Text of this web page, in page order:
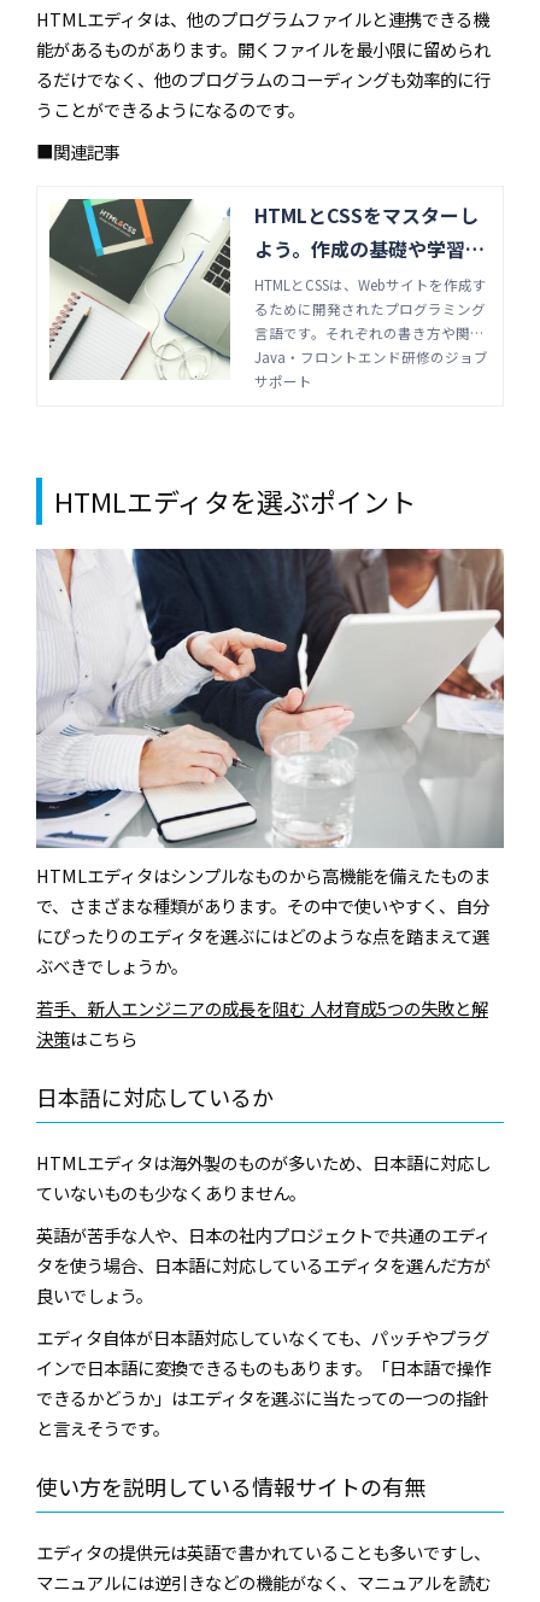
HTMLエディタは、他のプログラムファイルと連携できる機
能があるものがあります。開くファイルを最小限に留められ
るだけでなく、他のプログラムのコーディングも効率的に行
うことができるようになるのです。
■関連記事
HTMLとCSSをマスターし
よう。作成の基礎や学習方
法を紹介 | Java・フロント
エンド研修のジョブサポー
ト
HTMLとCSSは、Webサイトを作成す
るために開発されたプログラミング
言語です。それぞれの書き方や関係
性を知ることが、Webサイト作成の
学習における第一歩といえるでしょ
Java・フロントエンド研修のジョブ
サポート
HTMLエディタを選ぶポイント
HTMLエディタはシンプルなものから高機能を備えたものま
で、さまざまな種類があります。その中で使いやすく、自分
にぴったりのエディタを選ぶにはどのような点を踏まえて選
ぶべきでしょうか。
若手、新人エンジニアの成長を阻む 人材育成5つの失敗と解
決策はこちら
日本語に対応しているか
HTMLエディタは海外製のものが多いため、日本語に対応し
ていないものも少なくありません。
英語が苦手な人や、日本の社内プロジェクトで共通のエディ
タを使う場合、日本語に対応しているエディタを選んだ方が
良いでしょう。
エディタ自体が日本語対応していなくても、パッチやプラグ
インで日本語に変換できるものもあります。「日本語で操作
できるかどうか」はエディタを選ぶに当たっての一つの指針
と言えそうです。
使い方を説明している情報サイトの有無
エディタの提供元は英語で書かれていることも多いですし、
マニュアルには逆引きなどの機能がなく、マニュアルを読む